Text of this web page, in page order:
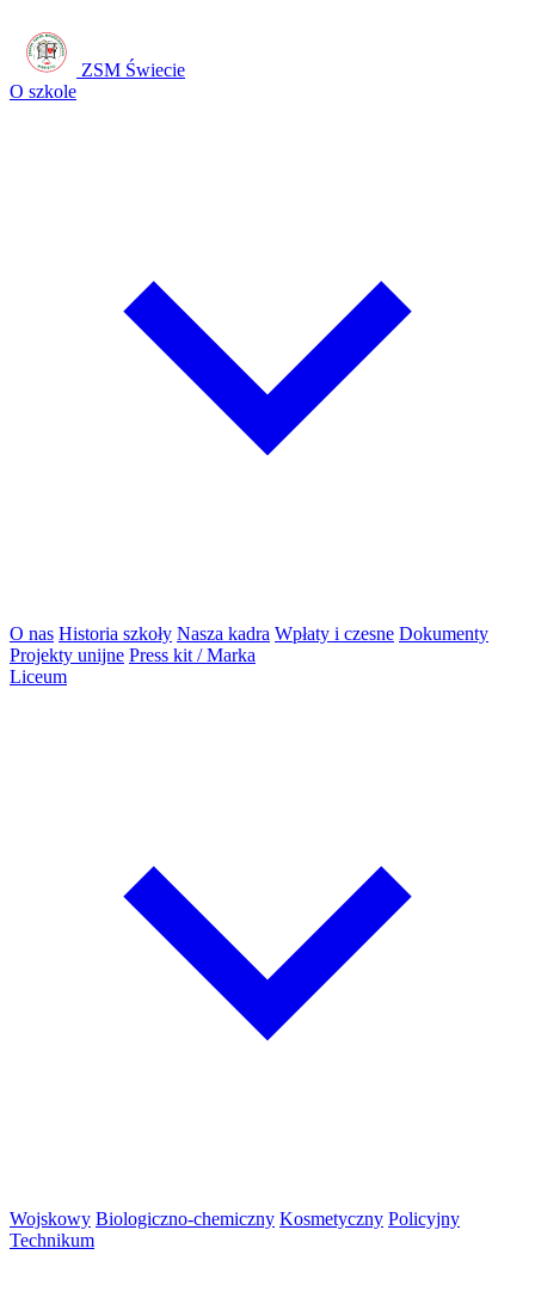
ZSM Świecie
O szkole
O nas Historia szkoły Nasza kadra Wpłaty i czesne Dokumenty
Projekty unijne Press kit / Marka
Liceum
Wojskowy Biologiczno-chemiczny Kosmetyczny Policyjny
Technikum